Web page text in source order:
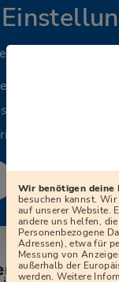
Beruf.
zum
Wir benötigen deine
besuchen kannst.
auf unserer Website.
andere uns helfen,
Personenbezogene
Adressen), etwa für
Messung von
außerhalb der
werden. Weitere